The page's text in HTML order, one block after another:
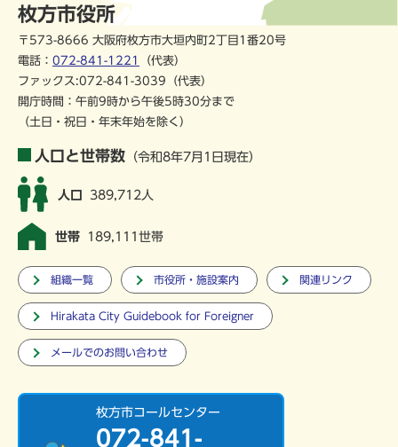
枚方市役所
〒573-8666 大阪府枚方市大垣内町2丁目1番20号
電話： 072-841-1221
（代表）
ファックス:072-841-3039（代表）
開庁時間：午前9時から午後5時30分まで
（土日・祝日・年末年始を除く）
人口と世帯数 （令和8年7月1日現在）
人口 389,712人
世帯 189,111世帯
組織一覧 市役所・施設案内 関連リンク
Hirakata City Guidebook for Foreigner
メールでのお問い合わせ
枚方市コールセンター
072-841-